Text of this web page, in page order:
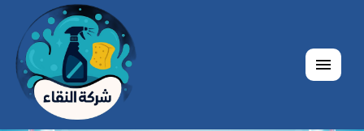
القائمة